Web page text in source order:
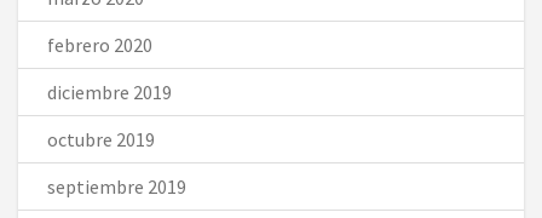
febrero 2020
diciembre 2019
octubre 2019
septiembre 2019